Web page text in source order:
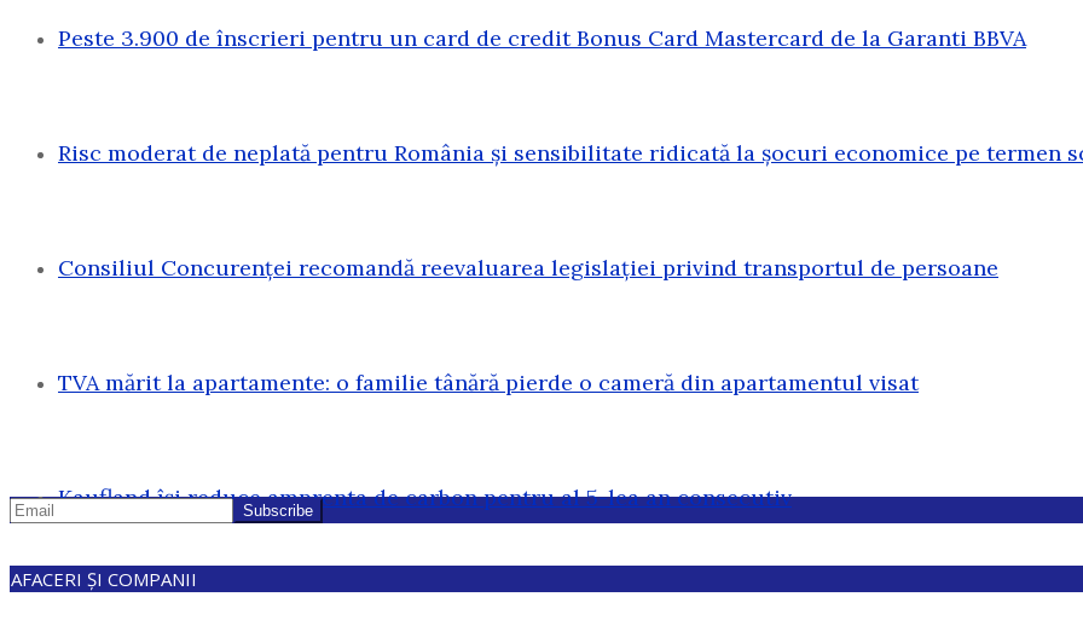
Peste 3.900 de înscrieri pentru un card de credit Bonus Card Mastercard de la Garanti BBVA
Risc moderat de neplată pentru România și sensibilitate ridicată la șocuri economice pe termen
Consiliul Concurenței recomandă reevaluarea legislației privind transportul de persoane
TVA mărit la apartamente: o familie tânără pierde o cameră din apartamentul visat
Kaufland își reduce amprenta de carbon pentru al 5-lea an consecutiv
AFACERI ȘI COMPANII